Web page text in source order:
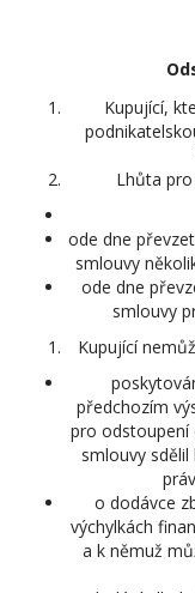
Kupující,
Lhůta
ode dne
smlouvy
ode dne
smlouvy
Kupující
předchozím
pro odstoupení
smlouvy
o dodávce
výchylkách
a k němuž